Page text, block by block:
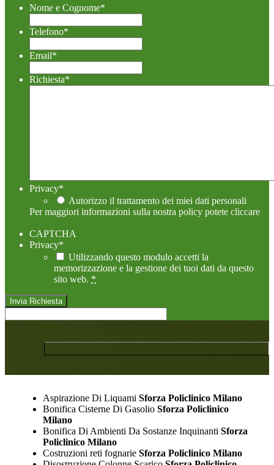
Nome e Cognome*
Telefono*
Email*
Richiesta*
Privacy*
Autorizzo il trattamento dei miei dati personali
Per maggiori informazioni sulla nostra policy potete cliccare
CAPTCHA
Privacy*
Utilizzando questo modulo accetti la
memorizzazione e la gestione dei tuoi dati da questo
sito web. *
Aspirazione Di Liquami Sforza Policlinico Milano
Bonifica Cisterne Di GasolioSforza Policlinico
Milano
Bonifica Di Ambienti Da Sostanze Inquinanti Sforza
Policlinico Milano
Costruzioni reti fognarieSforza Policlinico Milano